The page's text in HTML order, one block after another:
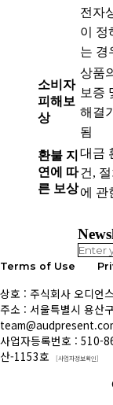
전자
이 정
는 경
소비자
피해보
상
상품
보증
해결
됨
환불 지
연에 따
른 보상
대금
건,
에 관
Terms of Use
상호 : 주식회사 오디언
주소 : 서울특별시 용산
사업자등록번호 : 510-
산-1153호
[사업자정보확인]